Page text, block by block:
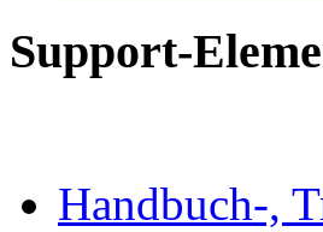
Support-
Handbuch-,